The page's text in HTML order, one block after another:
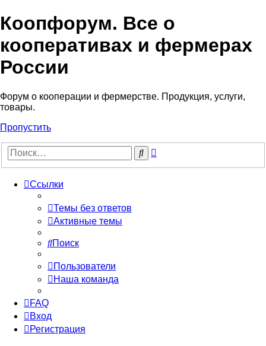
Коопфорум. Все о
кооперативах и фермерах
России
Форум о кооперации и фермерстве. Продукция, услуги,
товары.
Пропустить
Поиск
Ссылки
Темы без ответов
Активные темы
Поиск
Пользователи
Наша команда
FAQ
Вход
Регистрация